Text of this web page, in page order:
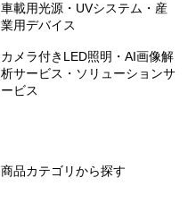
車載用光源・UVシステム・産
業用デバイス
カメラ付きLED照明・AI画像解
析サービス・ソリューションサ
ービス
商品カテゴリから探す